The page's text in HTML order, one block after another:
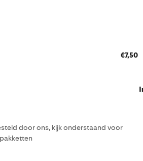
Package -
door ons, kijk onderstaand voor
of City -